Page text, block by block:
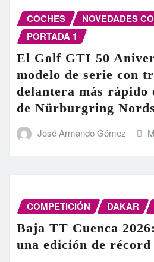
COCHES
NOVEDADES
PORTADA 1
El Golf GTI 50
modelo de serie con
delantera más rápido
de Nürburgring
José Armando Gómez
COMPETICIÓN DAKAR
Baja TT Cuenca
una edición de récord